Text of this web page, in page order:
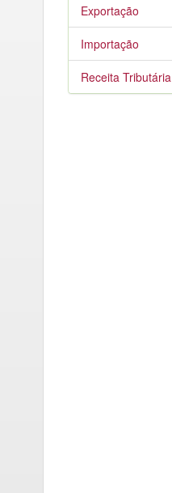
Exportação
Importação
Receita Tributária